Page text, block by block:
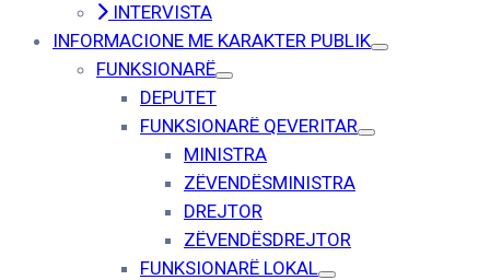
INTERVISTA
INFORMACIONE ME KARAKTER PUBLIK
FUNKSIONARË
DEPUTET
FUNKSIONARË QEVERITAR
MINISTRA
ZËVENDËSMINISTRA
DREJTOR
ZËVENDËSDREJTOR
FUNKSIONARË LOKAL